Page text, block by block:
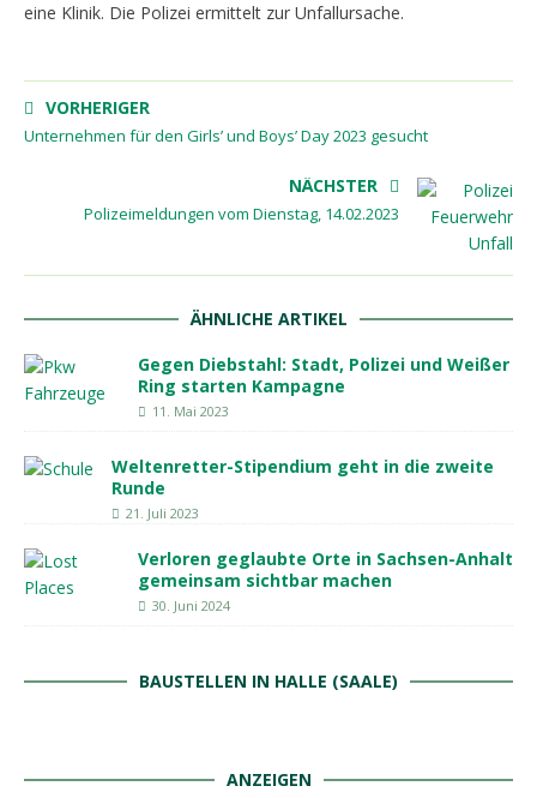
eine Klinik. Die Polizei ermittelt zur Unfallursache.
VORHERIGER
Unternehmen für den Girls’ und Boys’ Day 2023 gesucht
NÄCHSTER
Polizeimeldungen vom Dienstag, 14.02.2023
ÄHNLICHE ARTIKEL
Gegen Diebstahl: Stadt, Polizei und Weißer
Ring starten Kampagne
11. Mai 2023
Weltenretter-Stipendium geht in die zweite
Runde
21. Juli 2023
Verloren geglaubte Orte in Sachsen-Anhalt
gemeinsam sichtbar machen
30. Juni 2024
BAUSTELLEN IN HALLE (SAALE)
ANZEIGEN